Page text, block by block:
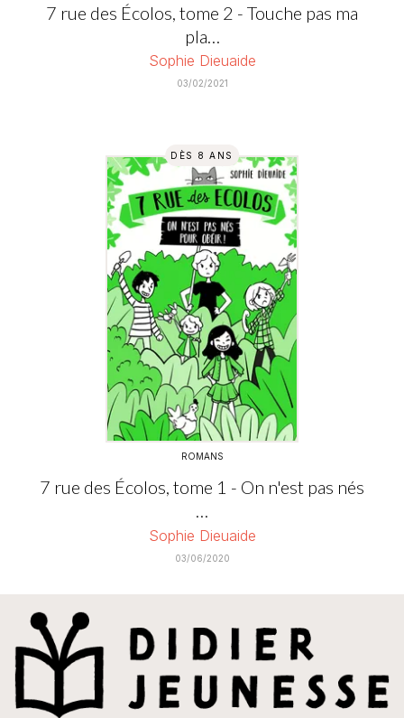
7 rue des Écolos, tome 2 - Touche pas ma
pla…
Sophie Dieuaide
03/02/2021
DÈS 8 ANS
ROMANS
7 rue des Écolos, tome 1 - On n'est pas nés
…
Sophie Dieuaide
03/06/2020